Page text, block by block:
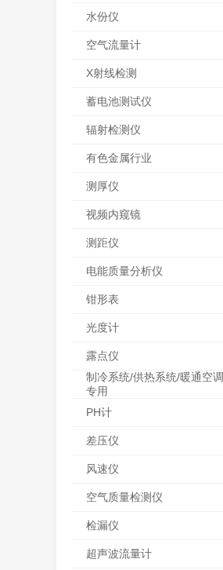
水份仪
空气流量计
X射线检测
蓄电池测试仪
辐射检测仪
有色金属行业
测厚仪
视频内窥镜
测距仪
电能质量分析仪
钳形表
光度计
露点仪
制冷系统/供热系统/暖通空调
专用
PH计
差压仪
风速仪
空气质量检测仪
检漏仪
超声波流量计